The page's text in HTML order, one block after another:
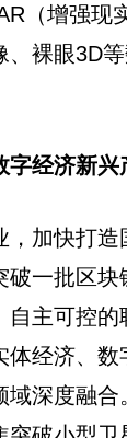
（增强现
裸眼3D
字经济新兴
，加快打造
破一批区块
自主可控的
体经济、数
域深度融合